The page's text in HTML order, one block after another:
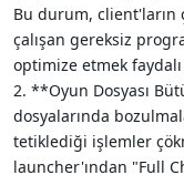
Bu durum, client'ların
çalışan gereksiz
optimize etmek faydalı
2. **Oyun Dosyası
dosyalarında
tetiklediği işlemler
launcher'ından "Full